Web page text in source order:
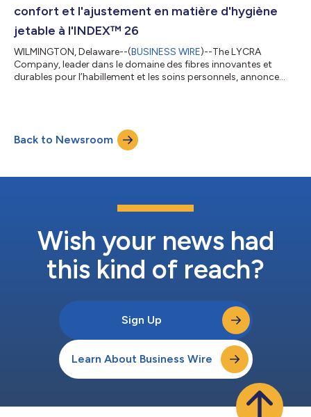
confort et l'ajustement en matière d'hygiène
jetable à l'INDEX™ 26
WILMINGTON, Delaware--(BUSINESS WIRE)--The LYCRA
Company, leader dans le domaine des fibres innovantes et
durables pour l’habillement et les soins personnels, annonce
reconnue par les plus grandes marques mondiales de
vêtements, inaugure désormais une nouvelle ère de confort,
d'ajustement et de performance pour le...
Back to Newsroom
Wish your news had
this kind of reach?
Sign Up
Learn About Business Wire